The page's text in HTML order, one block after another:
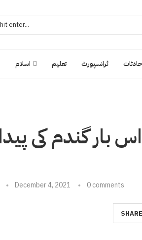
اسلام تعلیم ٹرانسپورٹ حادثات
بار گندم کی
December 4, 2021 0 comments
SHARE